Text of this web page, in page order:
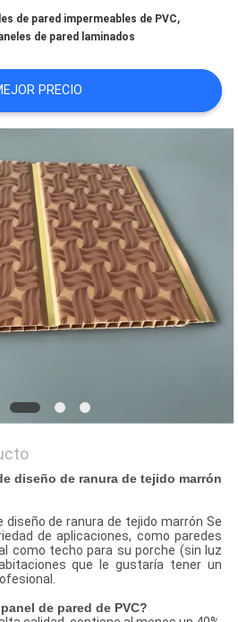
de pared impermeables de PVC,
de pared laminados
PRECIO
diseño de ranura de tejido marrón
diseño de ranura de tejido marrón Se
de aplicaciones, como paredes
como techo para su porche (sin luz
que le gustaría tener un
de pared de PVC?